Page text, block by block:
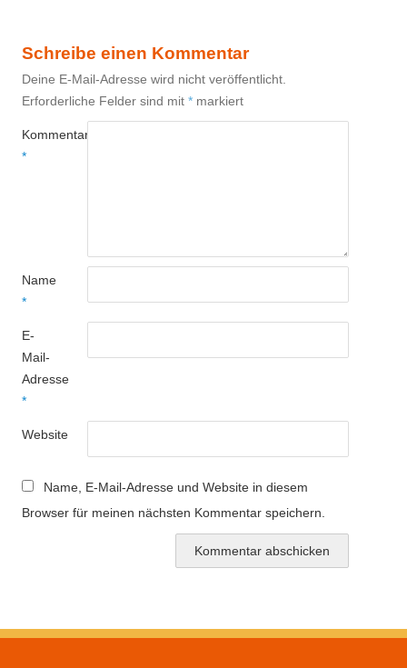
Schreibe einen Kommentar
Deine E-Mail-Adresse wird nicht veröffentlicht.
Erforderliche Felder sind mit * markiert
Kommentar
*
Name
*
E-
Mail-
Adresse
*
Website
Name, E-Mail-Adresse und Website in diesem
Browser für meinen nächsten Kommentar speichern.